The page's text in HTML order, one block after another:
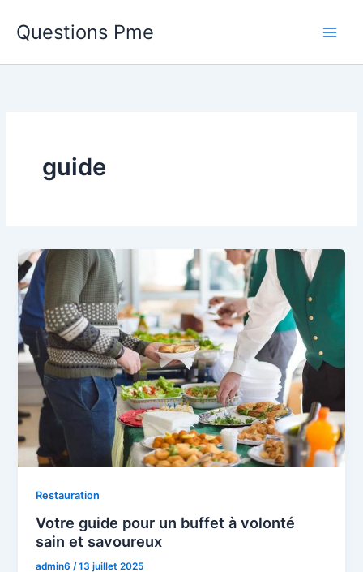
Questions Pme
guide
Restauration
Votre guide pour un buffet à volonté
sain et savoureux
admin6/13 juillet 2025